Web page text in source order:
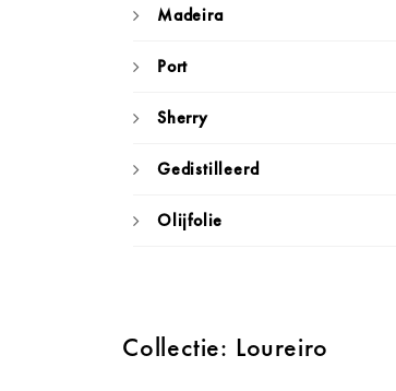
Madeira
Port
Sherry
Gedistilleerd
Olijfolie
Collectie: Loureiro